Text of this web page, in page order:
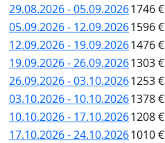
29.08.2026 - 05.09.20261746 €
05.09.2026 - 12.09.20261596 €
12.09.2026 - 19.09.20261476 €
19.09.2026 - 26.09.20261303 €
26.09.2026 - 03.10.20261253 €
03.10.2026 - 10.10.20261378 €
10.10.2026 - 17.10.20261208 €
17.10.2026 - 24.10.20261010 €